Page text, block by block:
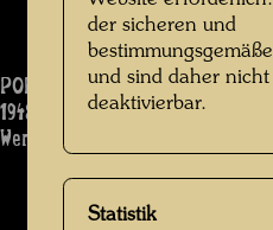
PORTRAIT MEINER MUTTER
1948
Werk: 1382
der sicheren und
und sind daher nicht
deaktivierbar.
Statistik